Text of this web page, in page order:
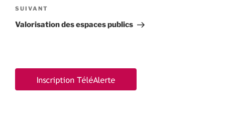
Article
suivant
SUIVANT
Valorisation des espaces publics